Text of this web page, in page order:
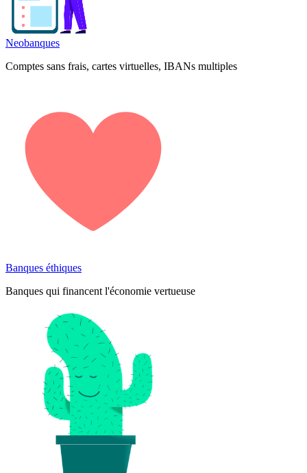
Neobanques
Comptes sans frais, cartes virtuelles, IBANs multiples
Banques éthiques
Banques qui financent l'économie vertueuse